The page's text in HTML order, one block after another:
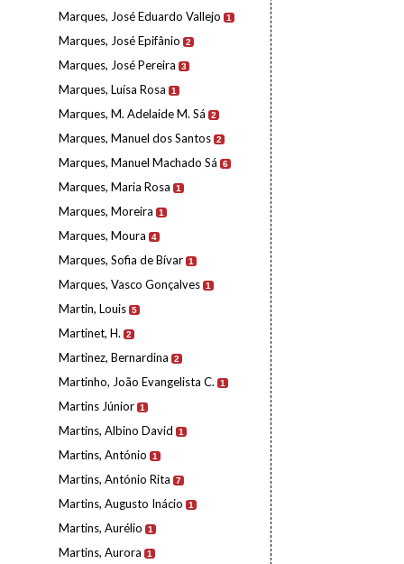
Marques, José Eduardo Vallejo 1
Marques, José Epifânio 2
Marques, José Pereira 3
Marques, Luísa Rosa 1
Marques, M. Adelaide M. Sá 2
Marques, Manuel dos Santos 2
Marques, Manuel Machado Sá 6
Marques, Maria Rosa 1
Marques, Moreira 1
Marques, Moura 4
Marques, Sofia de Bívar 1
Marques, Vasco Gonçalves 1
Martin, Louis 5
Martinet, H. 2
Martinez, Bernardina 2
Martinho, João Evangelista C. 1
Martins Júnior 1
Martins, Albino David 1
Martins, António 1
Martins, António Rita 7
Martins, Augusto Inácio 1
Martins, Aurélio 1
Martins, Aurora 1